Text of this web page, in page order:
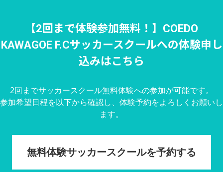
【2回まで体験参加無料！】COEDO
KAWAGOE F.Cサッカースクールへの体験申し
込みはこちら
2回までサッカースクール無料体験への参加が可能です。
参加希望日程を以下から確認し、体験予約をよろしくお願いし
ます。
無料体験サッカースクールを予約する